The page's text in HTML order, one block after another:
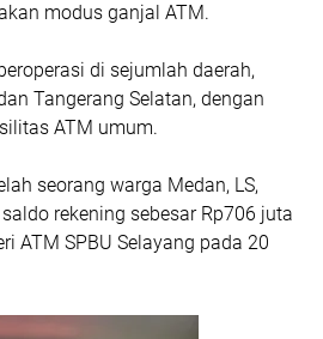
modus ganjal ATM.
di sejumlah daerah,
Tangerang Selatan, dengan
ATM umum.
seorang warga Medan, LS,
rekening sebesar Rp706 juta
ATM SPBU Selayang pada 20